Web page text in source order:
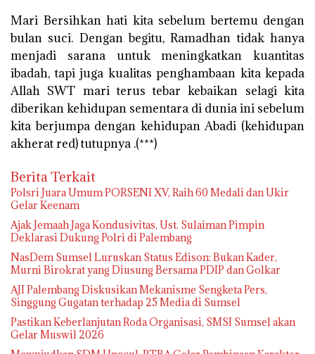
Mari Bersihkan hati kita sebelum bertemu dengan
bulan suci. Dengan begitu, Ramadhan tidak hanya
menjadi sarana untuk meningkatkan kuantitas
ibadah, tapi juga kualitas penghambaan kita kepada
Allah SWT mari terus tebar kebaikan selagi kita
diberikan kehidupan sementara di dunia ini sebelum
kita berjumpa dengan kehidupan Abadi (kehidupan
akherat red) tutupnya .(***)
Berita Terkait
Polsri Juara Umum PORSENI XV, Raih 60 Medali dan Ukir
Gelar Keenam
Ajak Jemaah Jaga Kondusivitas, Ust. Sulaiman Pimpin
Deklarasi Dukung Polri di Palembang
NasDem Sumsel Luruskan Status Edison: Bukan Kader,
Murni Birokrat yang Diusung Bersama PDIP dan Golkar
AJI Palembang Diskusikan Mekanisme Sengketa Pers,
Singgung Gugatan terhadap 25 Media di Sumsel
Pastikan Keberlanjutan Roda Organisasi, SMSI Sumsel akan
Gelar Muswil 2026